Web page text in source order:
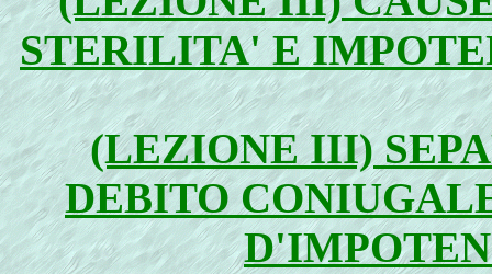
STERILITA' E
(LEZIONE III)
DEBITO